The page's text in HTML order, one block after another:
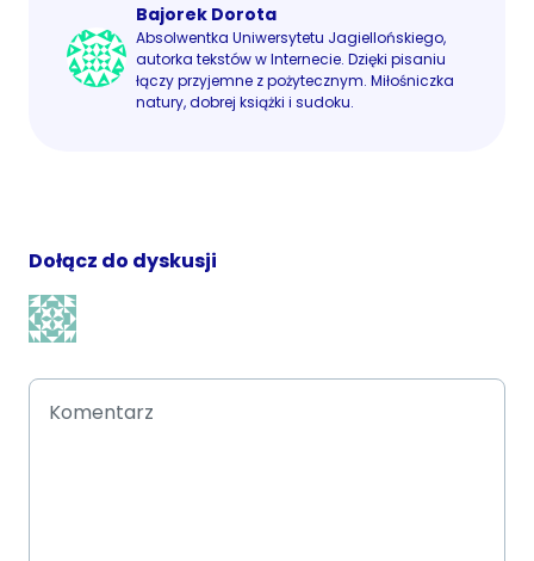
Bajorek Dorota
Absolwentka Uniwersytetu Jagiellońskiego,
autorka tekstów w Internecie. Dzięki pisaniu
łączy przyjemne z pożytecznym. Miłośniczka
natury, dobrej książki i sudoku.
Dołącz do dyskusji